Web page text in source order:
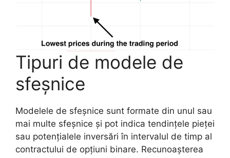
Tipuri de modele de
sfeșnice
Modelele de sfeșnice sunt formate din unul sau
mai multe sfeșnice și pot indica tendințele pieței
sau potențialele inversări în intervalul de timp al
contractului de opțiuni binare. Recunoașterea